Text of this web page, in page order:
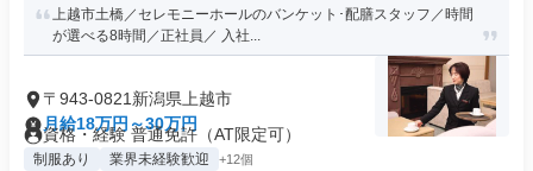
上越市土橋／セレモニーホールのバンケット･配膳スタッフ／時間
が選べる8時間／正社員／ 入社...
〒943-0821新潟県上越市
月給18万円～30万円
資格・経験 普通免許（AT限定可）
制服あり 業界未経験歓迎 +12個